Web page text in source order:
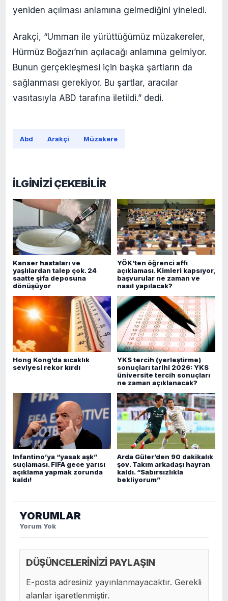
yeniden açılması anlamına gelmediğini yineledi.
Arakçi, “Umman ile yürüttüğümüz müzakereler,
Hürmüz Boğazı’nın açılacağı anlamına gelmiyor.
Bunun gerçekleşmesi için başka şartların da
sağlanması gerekiyor. Bu şartlar, aracılar
vasıtasıyla ABD tarafına iletildi.” dedi.
Abd Arakçi Müzakere
İLGİNİZİ ÇEKEBİLİR
Kanser hastaları ve
yaşlılardan talep çok. 24
saatte şifa deposuna
dönüşüyor
YÖK’ten öğrenci affı
açıklaması. Kimleri kapsıyor,
başvurular ne zaman ve
nasıl yapılacak?
Hong Kong’da sıcaklık
seviyesi rekor kırdı
YKS tercih (yerleştirme)
sonuçları tarihi 2026: YKS
üniversite tercih sonuçları
ne zaman açıklanacak?
Infantino’ya “yasak aşk”
suçlaması. FIFA gece yarısı
açıklama yapmak zorunda
kaldı!
Arda Güler’den 90 dakikalık
şov. Takım arkadaşı hayran
kaldı. “Sabırsızlıkla
bekliyorum”
YORUMLAR
Yorum Yok
DÜŞÜNCELERİNİZİ PAYLAŞIN
E-posta adresiniz yayınlanmayacaktır. Gerekli
alanlar işaretlenmiştir.